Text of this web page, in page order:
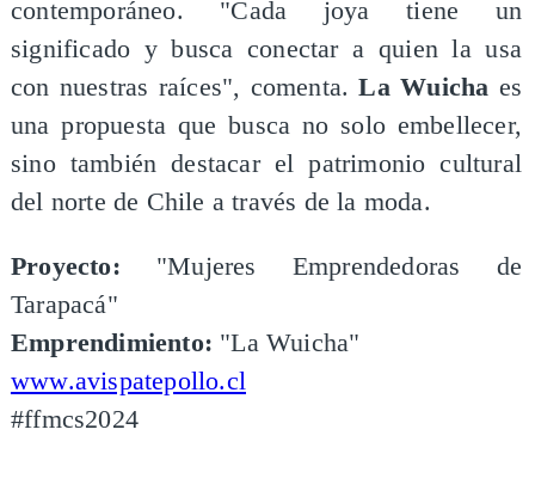
contemporáneo. "Cada joya tiene un
significado y busca conectar a quien la usa
con nuestras raíces", comenta.La Wuicha es
una propuesta que busca no solo embellecer,
sino también destacar el patrimonio cultural
del norte de Chile a través de la moda.
Proyecto: "Mujeres Emprendedoras de
Tarapacá"
Emprendimiento: "La Wuicha"
www.avispatepollo.cl
#ffmcs2024